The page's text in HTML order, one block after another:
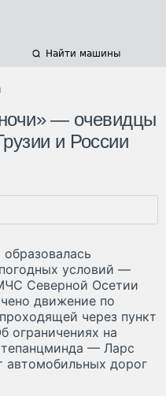
Найти машины
— очевидцы
и России
условий —
Северной Осетии
движение по
через пункт
ограничениях на
— Ларс
автомобильных дорог